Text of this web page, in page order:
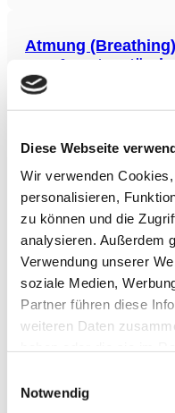
Diese Webseite
Wir verwenden
personalisieren,
zu können und die
analysieren. Außerdem
Verwendung unserer
soziale Medien,
Partner führen diese
weiteren Daten
Notwendig
BAG3 auslöst,
Atmung
von Angstzuständen
Diese Studie beleuchtet
Atmung und Emotionen
Aktuelle Forschungen
Atemtechniken
Hamstring
Diese Meta-Analyse
Schmerzlinderung und
mit Rückenschmerzen.
kontrollierte Studien mit
zeigte, dass
Schmerzreduktion und
Akupunktur lindert
Rückenschmerzen
Standardakupunktur